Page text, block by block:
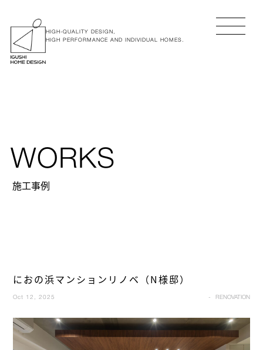
HIGH-QUALITY DESIGN,
HIGH PERFORMANCE AND INDIVIDUAL HOMES.
WORKS
施工事例
におの浜マンションリノベ（N様邸）
Oct 12, 2025 RENOVATION